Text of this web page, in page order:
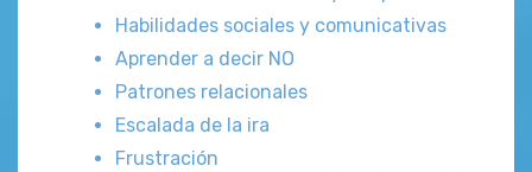
Habilidades sociales y comunicativas
Aprender a decir NO
Patrones relacionales
Escalada de la ira
Frustración